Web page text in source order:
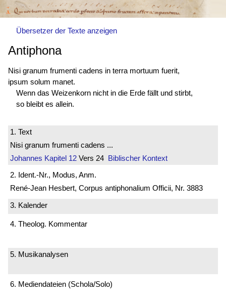
Übersetzer der Texte anzeigen
Antiphona
Nisi granum frumenti cadens in terra mortuum fuerit,
ipsum solum manet.
Wenn das Weizenkorn nicht in die Erde fällt und stirbt,
so bleibt es allein.
1. Text
Nisi granum frumenti cadens ...
Johannes Kapitel 12 Vers 24 Biblischer Kontext
2. Ident.-Nr., Modus, Anm.
René-Jean Hesbert, Corpus antiphonalium Officii, Nr. 3883
3. Kalender
4. Theolog. Kommentar
5. Musikanalysen
6. Mediendateien (Schola/Solo)